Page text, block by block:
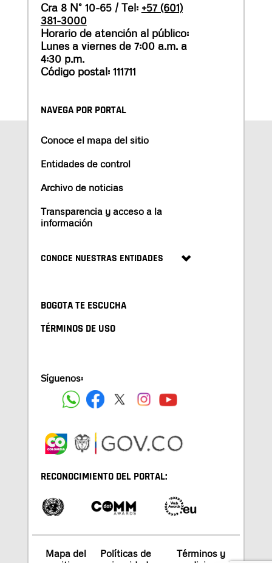
Cra 8 N° 10-65 / Tel: +57 (601)
381-3000
Horario de atención al público:
Lunes a viernes de 7:00 a.m. a
4:30 p.m.
Código postal: 111711
NAVEGA POR PORTAL
Conoce el mapa del sitio
Entidades de control
Archivo de noticias
Transparencia y acceso a la
información
CONOCE NUESTRAS ENTIDADES
BOGOTA TE ESCUCHA
TÉRMINOS DE USO
Síguenos:
RECONOCIMIENTO DEL PORTAL:
Mapa del
Políticas de
Términos y